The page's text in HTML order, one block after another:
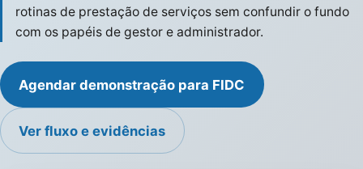
rotinas de prestação de serviços sem confundir o fundo
com os papéis de gestor e administrador.
Agendar demonstração para FIDC
Ver fluxo e evidências